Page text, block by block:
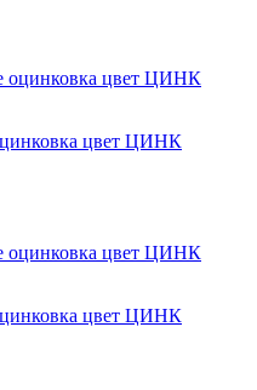
цвет ЦИНК
цвет ЦИНК